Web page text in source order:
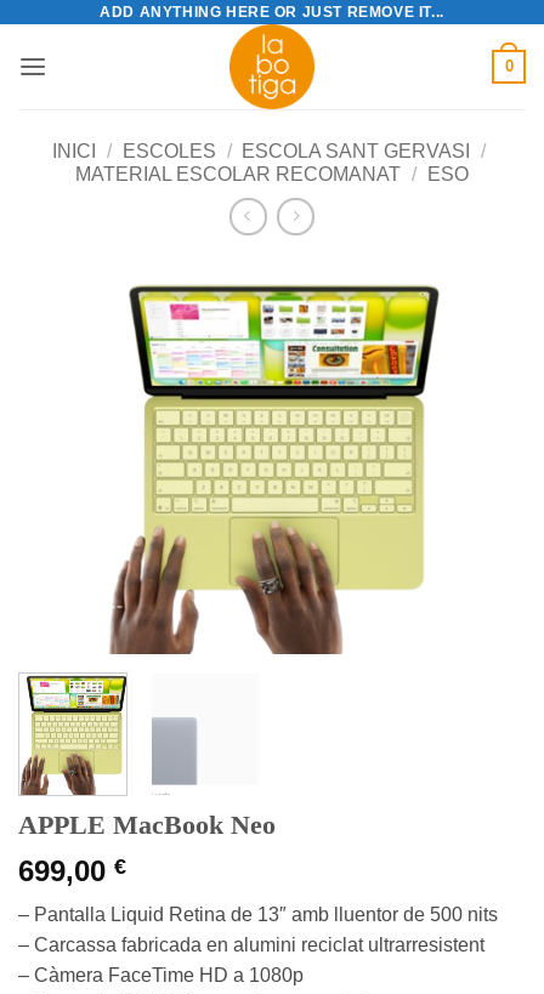
content
ADD ANYTHING HERE OR JUST REMOVE IT...
0
INICI / ESCOLES / ESCOLA SANT GERVASI
/
MATERIAL ESCOLAR RECOMANAT / ESO
APPLE MacBook Neo
699,00 €
– Pantalla Liquid Retina de 13″ amb lluentor de 500 nits
– Carcassa fabricada en alumini reciclat ultrarresistent
– Càmera FaceTime HD a 1080p